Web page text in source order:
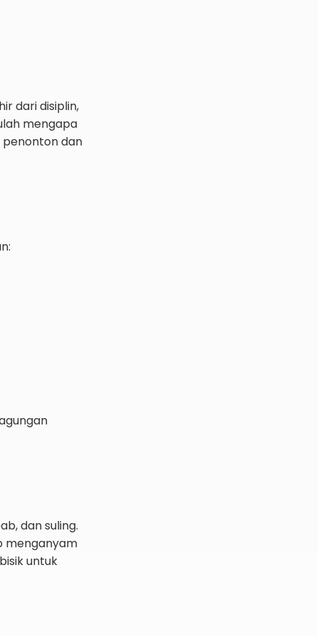
dari disiplin,
mengapa
penonton dan
dan suling.
menganyam
untuk